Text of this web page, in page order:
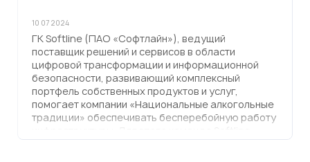
10 07 2024
ГК Softline (ПАО «Софтлайн»), ведущий
поставщик решений и сервисов в области
цифровой трансформации и информационной
безопасности, развивающий комплексный
портфель собственных продуктов и услуг,
помогает компании «Национальные алкогольные
традиции» обеспечивать бесперебойную работу
предоставила клиенту серверное оборудование